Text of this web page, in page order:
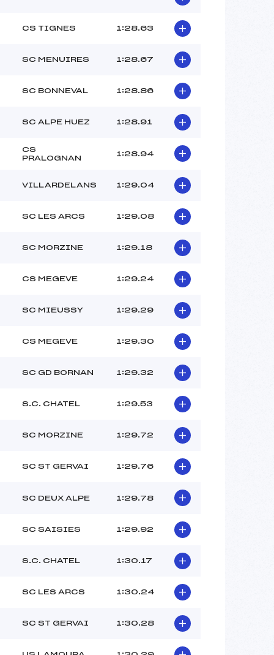
CS TIGNES 1:28.63
SC MENUIRES 1:28.67
SC BONNEVAL 1:28.86
SC ALPE HUEZ 1:28.91
CS
PRALOGNAN
1:28.94
VILLARDELANS 1:29.04
SC LES ARCS 1:29.08
SC MORZINE 1:29.18
CS MEGEVE 1:29.24
SC MIEUSSY 1:29.29
CS MEGEVE 1:29.30
SC GD BORNAN 1:29.32
S.C. CHATEL 1:29.53
SC MORZINE 1:29.72
SC ST GERVAI 1:29.76
SC DEUX ALPE 1:29.78
SC SAISIES 1:29.92
S.C. CHATEL 1:30.17
SC LES ARCS 1:30.24
SC ST GERVAI 1:30.28